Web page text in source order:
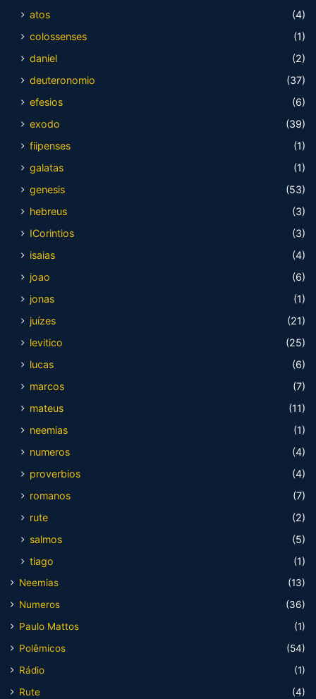
atos
(4)
colossenses
(1)
daniel
(2)
deuteronomio
(37)
efesios
(6)
exodo
(39)
fiipenses
(1)
galatas
(1)
genesis
(53)
hebreus
(3)
ICorintios
(3)
isaias
(4)
joao
(6)
jonas
(1)
juízes
(21)
levitico
(25)
lucas
(6)
marcos
(7)
mateus
(11)
neemias
(1)
numeros
(4)
proverbios
(4)
romanos
(7)
rute
(2)
salmos
(5)
tiago
(1)
Neemias
(13)
Numeros
(36)
Paulo Mattos
(1)
Polêmicos
(54)
Rádio
(1)
Rute
(4)